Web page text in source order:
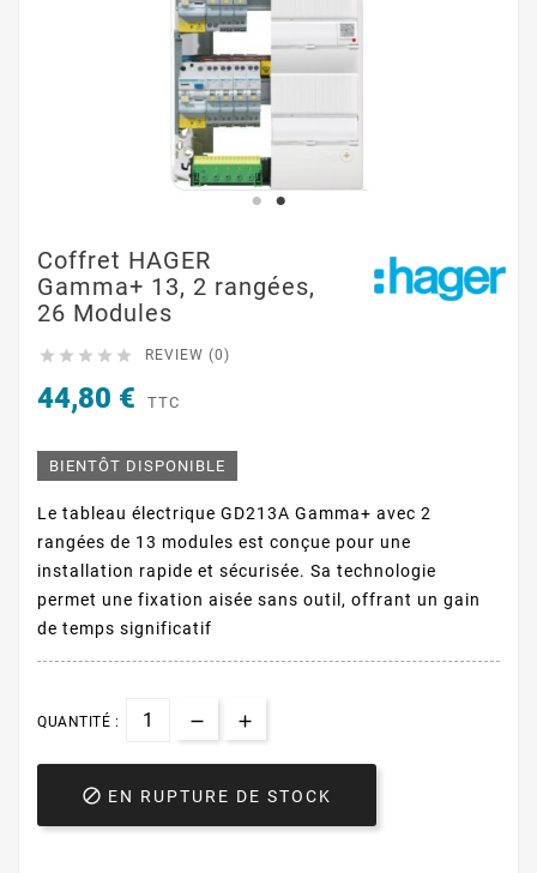
Coffret HAGER
Gamma+ 13, 2 rangées,
26 Modules
     REVIEW (0)
44,80 € TTC
BIENTÔT DISPONIBLE
Le tableau électrique GD213A Gamma+ avec 2
rangées de 13 modules est conçue pour une
installation rapide et sécurisée. Sa technologie
permet une fixation aisée sans outil, offrant un gain
de temps significatif
QUANTITÉ :
 EN RUPTURE DE STOCK